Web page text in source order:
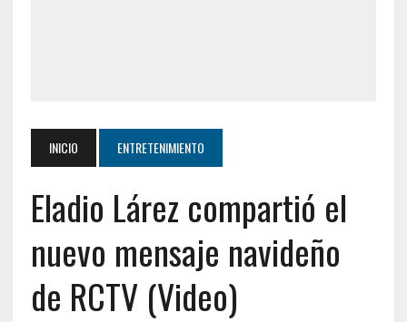
INICIO ENTRETENIMIENTO
Eladio Lárez compartió el
nuevo mensaje navideño
de RCTV (Video)